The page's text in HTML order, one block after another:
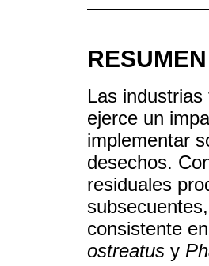
RESUMEN
Las
ejerce un
implementar
desechos.
residuales
consistente
ostreatus y